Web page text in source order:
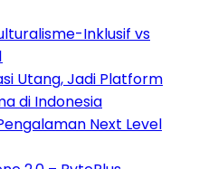
Inklusif vs
Utang, Jadi Platform
di Indonesia
Next Level